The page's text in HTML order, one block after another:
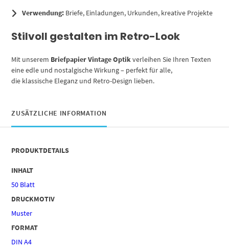
Verwendung: Briefe, Einladungen, Urkunden, kreative Projekte
Stilvoll gestalten im Retro-Look
Mit unserem Briefpapier Vintage Optikverleihen Sie Ihren Texten
eine edle und nostalgische Wirkung – perfekt für alle,
die klassische Eleganz und Retro-Design lieben.
ZUSÄTZLICHE INFORMATION
PRODUKTDETAILS
INHALT
50 Blatt
DRUCKMOTIV
Muster
FORMAT
DIN A4